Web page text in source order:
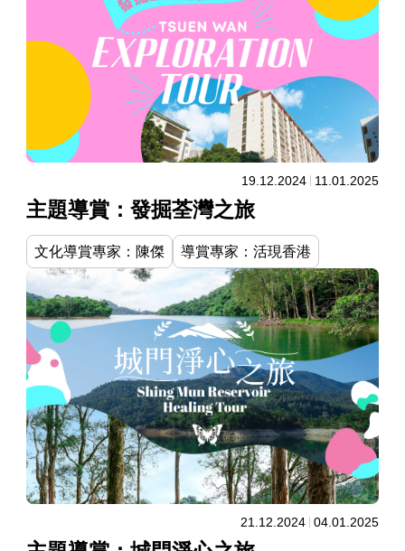
19.12.2024 11.01.2025
主題導賞：發掘荃灣之旅
文化導賞專家：陳傑 導賞專家：活現香港
21.12.2024 04.01.2025